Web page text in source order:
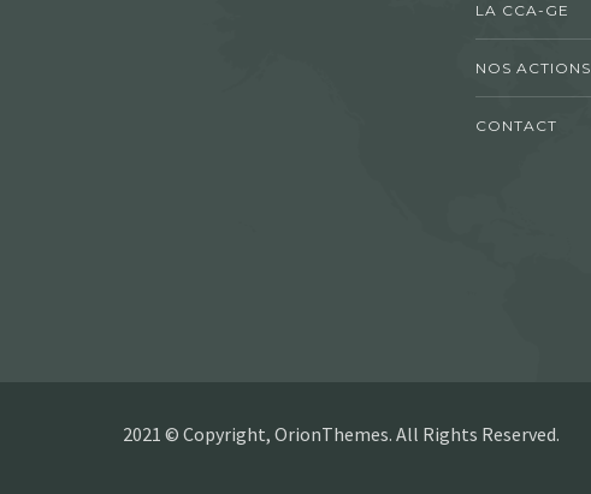
LA CCA-GE
NOS ACTIONS
CONTACT
2021 © Copyright, OrionThemes. All Rights Reserved.